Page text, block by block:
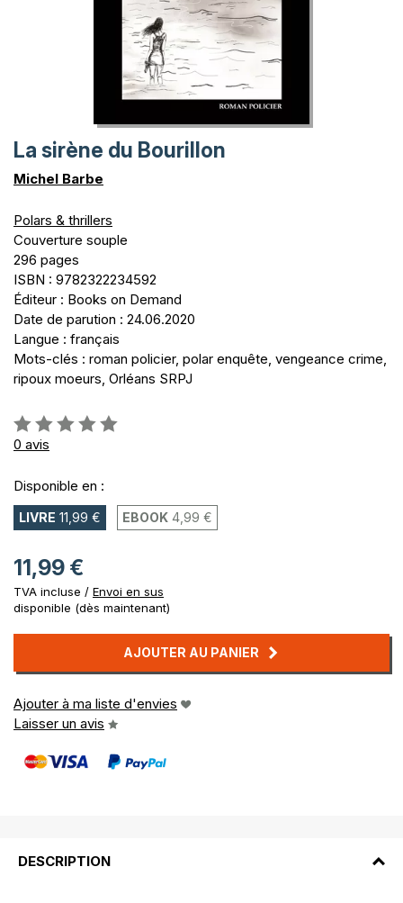
La sirène du Bourillon
Michel Barbe
Polars & thrillers
Couverture souple
296 pages
ISBN : 9782322234592
Éditeur : Books on Demand
Date de parution : 24.06.2020
Langue : français
Mots-clés : roman policier, polar enquête, vengeance crime,
ripoux moeurs, Orléans SRPJ
Évaluation:
0%
0 avis
Disponible en :
LIVRE 11,99 € EBOOK 4,99 €
11,99 €
TVA incluse / Envoi en sus
disponible (dès maintenant)
AJOUTER AU PANIER
Ajouter à ma liste d'envies
Laisser un avis
DESCRIPTION